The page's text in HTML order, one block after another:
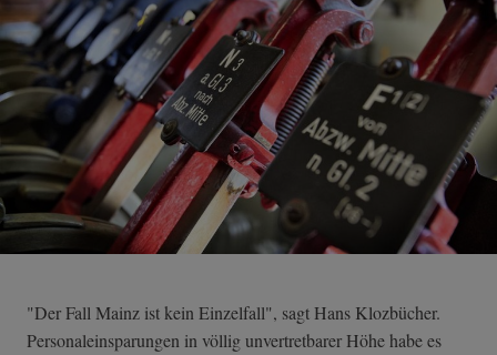
"Der Fall Mainz ist kein Einzelfall", sagt Hans Klozbücher.
Personaleinsparungen in völlig unvertretbarer Höhe habe es